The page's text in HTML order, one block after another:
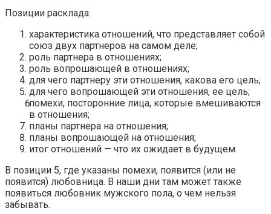
Позиции расклада:
характеристика отношений, что представляет собой
союз двух партнеров на самом деле;
роль партнера в отношениях;
роль вопрошающей в отношениях;
для чего партнеру эти отношения, какова его цель;
для чего вопрошающей эти отношения, ее цель;
помехи, посторонние лица, которые вмешиваются
в отношения;
планы партнера на отношения;
планы вопрошающей на отношения;
итог отношений — что их ожидает в будущем.
В позиции 5, где указаны помехи, появится (или не
появится) любовница. В наши дни там может также
появиться любовник мужского пола, о чем нельзя
забывать.